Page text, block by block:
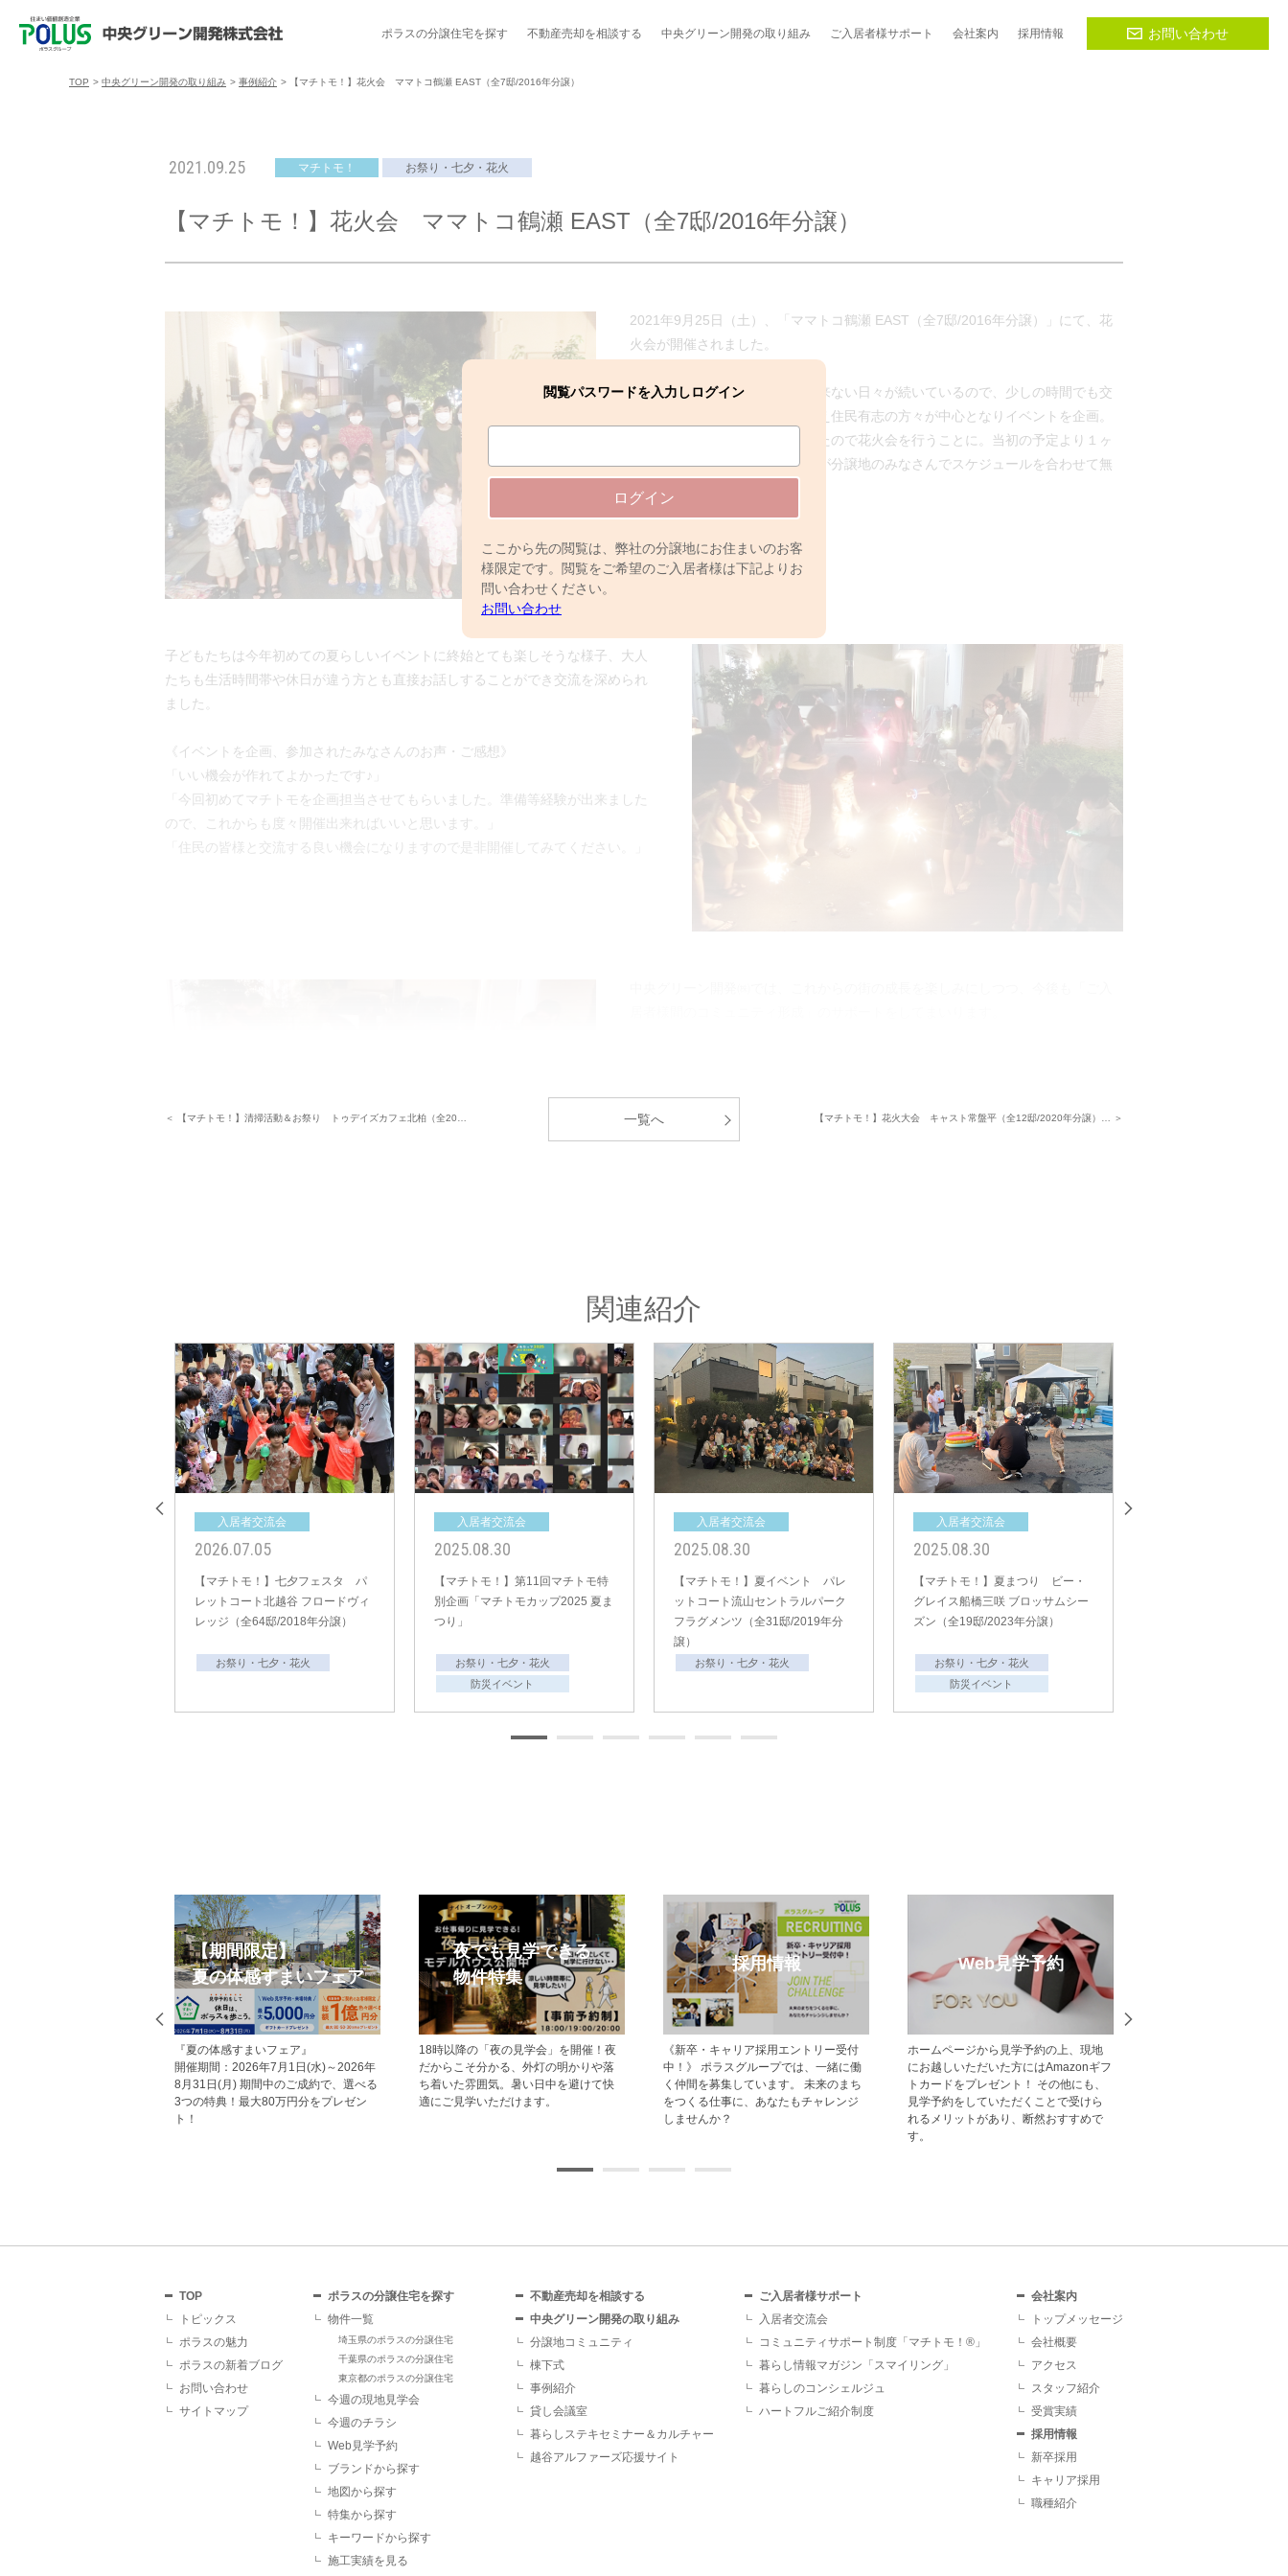
ポラスの分譲住宅を探す
ポラスの分譲住宅を探す
特集から探す 施工実績を見る
ご入居までの流れ ポラスのメルマガ登録
不動産売却を相談する 中央グリーン開発の取り組み
中央グリーン開発の取り組み
ご入居者様サポート 会社案内 採用情報 お問い合わせ
TOP > 中央グリーン開発の取り組み > 事例紹介 > 【マチトモ！】花火会 ママトコ鶴瀬 EAST（全7邸/2016年分譲）
2021.09.25 マチトモ！ お祭り・七夕・花火
【マチトモ！】花火会 ママトコ鶴瀬 EAST（全7邸/2016年分譲）
閲覧パスワードを入力しログイン
ログイン
ここから先の閲覧は、弊社の分譲地にお住まいのお客
様限定です。閲覧をご希望のご入居者様は下記よりお
問い合わせください。
お問い合わせ
2021年9月25日（土）、「ママトコ鶴瀬 EAST（全7邸/2016年分譲）」にて、花
火会が開催されました。
「コロナ禍でなかなか交流が出来ない日々が続いているので、少しの時間でも交
流できる機会を持ちたい」と考え住民有志の方々が中心となりイベントを企画。
夏らしいイベントが出来なかったので花火会を行うことに。当初の予定より１ヶ
月半遅れての開催となりましたが分譲地のみなさんでスケジュールを合わせて無
事開催する運びとなりました。
子どもたちは今年初めての夏らしいイベントに終始とても楽しそうな様子、大人
たちも生活時間帯や休日が違う方とも直接お話しすることができ交流を深められ
ました。
《イベントを企画、参加されたみなさんのお声・ご感想》
「いい機会が作れてよかったです♪」
「今回初めてマチトモを企画担当させてもらいました。準備等経験が出来ました
ので、これからも度々開催出来ればいいと思います。」
「住民の皆様と交流する良い機会になりますので是非開催してみてください。」
＜ 【マチトモ！】清掃活動＆お祭り トゥデイズカフェ北柏（全20… 【マチトモ！】花火大会 キャスト常盤平（全12邸/2020年分譲）… ＞
一覧へ
関連紹介
入居者交流会
2025.08.30
【マチトモ！】夏まつり トゥデ
イズカフェ戸塚安行（全20
邸/2021年分譲）
お祭り・七夕・花火
入居者交流会
2025.08.30
【マチトモ！】夏まつり カフェ
マチ鶴瀬 シーサイドテイスト（全
お祭り・七夕・花火
防災イベント
入居者交流会
2025.08.30
【マチトモ！】夏まつり カサー
ノ北浦和 由縁の路（全17邸/2021
年分譲）
お祭り・七夕・花火
入居者交流会
2025.08.30
【マチトモ！】夏まつり アンパ
サンド大宮・大和田（全40
邸/2019年分譲）
お祭り・七夕・花火
防災イベント
オープンハウス
今週開催予定のモデルハウス見学会・
現地見学会の一覧です。 ぜひお気軽に
お越しくださいませ。
モデルハウス特集
現地でモデルハウス見学ができるポラ
スの新築一戸建て・分譲住宅をご紹介
します。
メルマガ登録
【登録無料】ポラスの新築一戸建て・
分譲住宅情報をいち早くお届けするメ
ールマガジン配信サービスです。
売却のご相談
不動産売却・買取りのご相談はポラ
ス・中央グリーン開発へご相談くださ
い。 戸建・マンション・土地等、お客
様の大切な財産である不動産の売却を
サポート致します。
TOP
トピックス
ポラスの魅力
ポラスの新着ブログ
お問い合わせ
サイトマップ
ポラスの分譲住宅を探す
物件一覧
埼玉県のポラスの分譲住宅
千葉県のポラスの分譲住宅
東京都のポラスの分譲住宅
今週の現地見学会
今週のチラシ
Web見学予約
ブランドから探す
地図から探す
特集から探す
キーワードから探す
施工実績を見る
不動産売却を相談する
中央グリーン開発の取り組み
分譲地コミュニティ
棟下式
事例紹介
貸し会議室
暮らしステキセミナー＆カルチャー
越谷アルファーズ応援サイト
ご入居者様サポート
入居者交流会
コミュニティサポート制度「マチトモ！®」
暮らし情報マガジン「スマイリング」
暮らしのコンシェルジュ
ハートフルご紹介制度
会社案内
トップメッセージ
会社概要
アクセス
スタッフ紹介
受賞実績
採用情報
新卒採用
キャリア採用
職種紹介